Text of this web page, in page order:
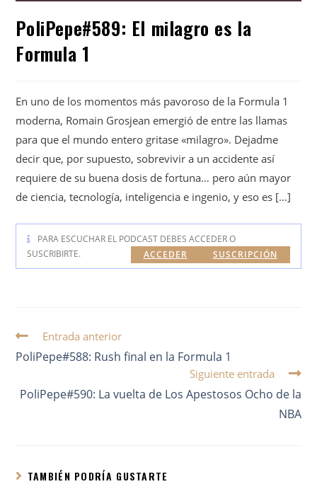
PoliPepe#589: El milagro es la
Formula 1
En uno de los momentos más pavoroso de la Formula 1
moderna, Romain Grosjean emergió de entre las llamas
para que el mundo entero gritase «milagro». Dejadme
decir que, por supuesto, sobrevivir a un accidente así
requiere de su buena dosis de fortuna… pero aún mayor
de ciencia, tecnología, inteligencia e ingenio, y eso es […]
PARA ESCUCHAR EL PODCAST DEBES ACCEDER O
SUSCRIBIRTE.
SUSCRIPCIÓN
ACCEDER
Entrada anterior
PoliPepe#588: Rush final en la Formula 1
Siguiente entrada
PoliPepe#590: La vuelta de Los Apestosos Ocho de la
NBA
TAMBIÉN PODRÍA GUSTARTE